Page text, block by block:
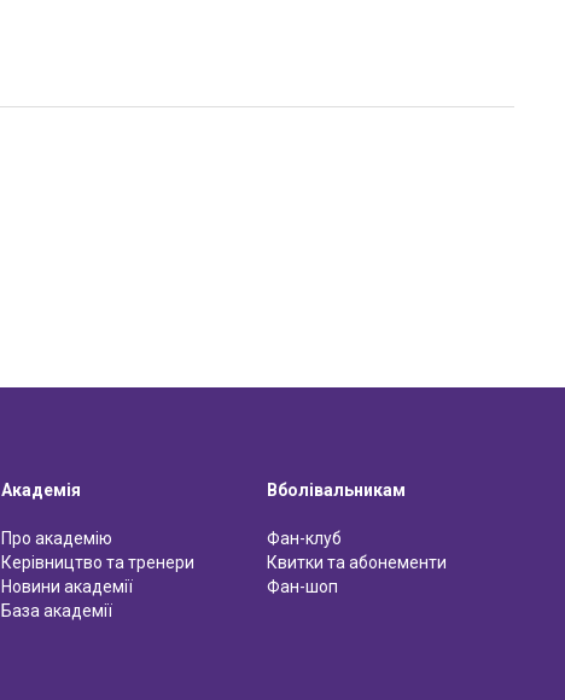
Академія
Про академію
Керівництво та тренери
Новини академії
База академії
Вболівальникам
Фан-клуб
Квитки та абонементи
Фан-шоп